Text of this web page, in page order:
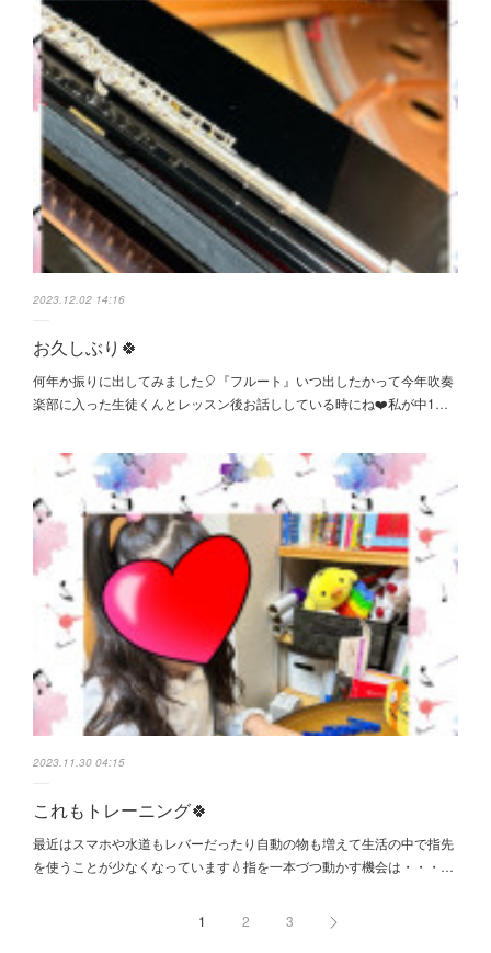
2023.12.02 14:16
お久しぶり🍀
何年か振りに出してみました🎈『フルート』いつ出したかって今年吹奏
楽部に入った生徒くんとレッスン後お話ししている時にね❤️私が中1…
2023.11.30 04:15
これもトレーニング🍀
最近はスマホや水道もレバーだったり自動の物も増えて生活の中で指先
を使うことが少なくなっています💧指を一本づつ動かす機会は・・・…
1 2 3